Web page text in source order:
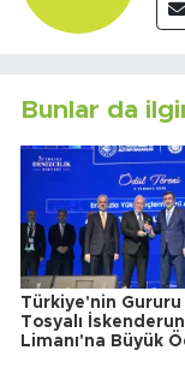
Bunlar da
Türkiye'nin Gururu
Tosyalı İskenderun
Limanı'na Büyük